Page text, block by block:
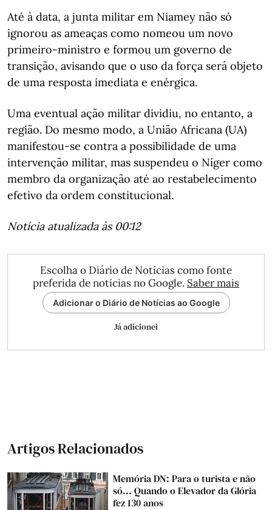
Até à data, a junta militar em Niamey não só
ignorou as ameaças como nomeou um novo
primeiro-ministro e formou um governo de
transição, avisando que o uso da força será objeto
de uma resposta imediata e enérgica.
Uma eventual ação militar dividiu, no entanto, a
região. Do mesmo modo, a União Africana (UA)
manifestou-se contra a possibilidade de uma
intervenção militar, mas suspendeu o Níger como
membro da organização até ao restabelecimento
efetivo da ordem constitucional.
Notícia atualizada às 00:12
Escolha o Diário de Notícias como fonte
preferida de notícias no Google. Saber mais
Adicionar o Diário de Notícias ao Google
Já adicionei
Artigos Relacionados
Memória DN: Para o turista e não
só... Quando o Elevador da Glória
fez 130 anos